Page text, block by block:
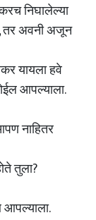
निघालेल्या
तर अवनी अजून
यायला हवे
आपल्याला.
नाहितर
तुला?
आपल्याला.